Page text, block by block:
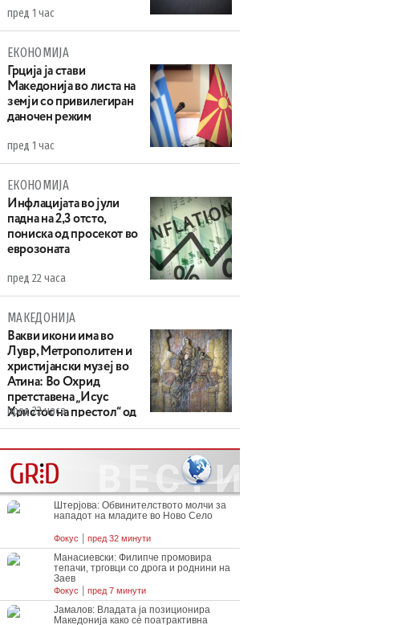
пред 1 час
ЕКОНОМИЈА
Грција ја стави
Македонија во листа на
земји со привилегиран
даночен режим
пред 1 час
ЕКОНОМИЈА
Инфлацијата во јули
падна на 2,3 отсто,
пониска од просекот во
еврозоната
пред 22 часа
МАКЕДОНИЈА
Вакви икони има во
Лувр, Метрополитен и
христијански музеј во
Атина: Во Охрид
претставена „Исус
Христос на престол“ од
XIV век
пред 22 часа